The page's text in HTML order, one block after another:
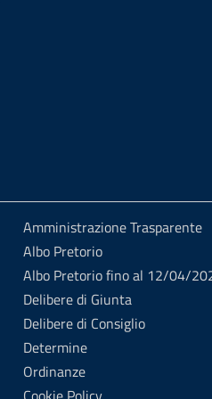
Amministrazione Trasparente
Albo Pretorio
Albo Pretorio fino al 12/04/
Delibere di Giunta
Delibere di Consiglio
Determine
Ordinanze